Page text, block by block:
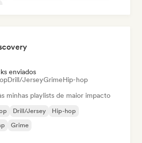
enviados
Drill/JerseyGrimeHip-hop
minhas playlists de maior impacto
Drill/Jersey
Hip-hop
Grime